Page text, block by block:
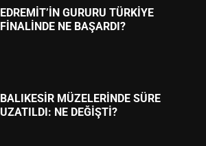
BALIKESİR MÜZELERİNDE SÜRE
UZATILDI: NE DEĞİŞTİ?
BURHANİYE SATRANÇ
TURNUVASI KAYITLARI NEYİ